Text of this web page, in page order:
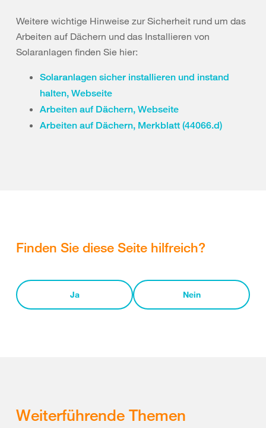
Weitere wichtige Hinweise zur Sicherheit rund um das
Arbeiten auf Dächern und das Installieren von
Solaranlagen finden Sie hier:
Solaranlagen sicher installieren und instand
halten, Webseite
Arbeiten auf Dächern, Webseite
Arbeiten auf Dächern, Merkblatt (44066.d)
Finden Sie diese Seite hilfreich?
Ja Nein
Weiterführende Themen